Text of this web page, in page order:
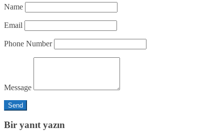
Name
Email
Phone Number
Message
Bir yanıt yazın